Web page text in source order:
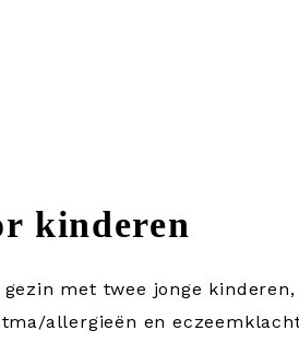
kinderen
met twee jonge
allergieën en